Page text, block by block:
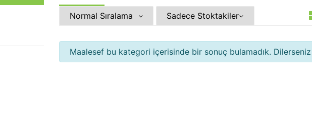
Maalesef bu kategori içerisinde bir sonuç bulamadık.